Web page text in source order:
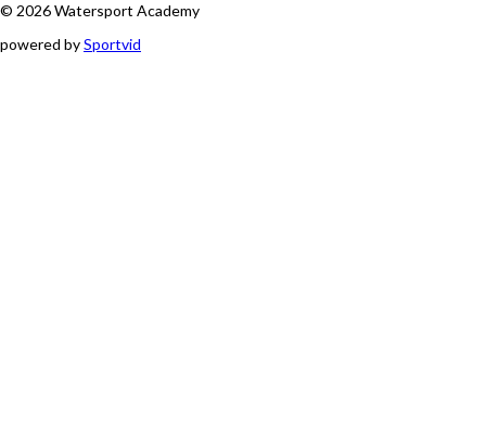
© 2026 Watersport Academy
powered bySportvid